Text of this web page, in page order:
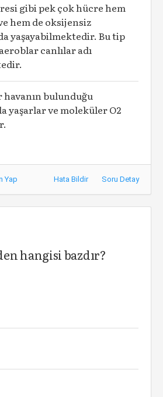
gibi pek çok hücre hem
hem de oksijensiz
yaşayabilmektedir. Bu tip
canlılar adı
bulunduğu
yaşarlar ve moleküler O2
Yap Hata Bildir Soru Detay
hangisi bazdır?